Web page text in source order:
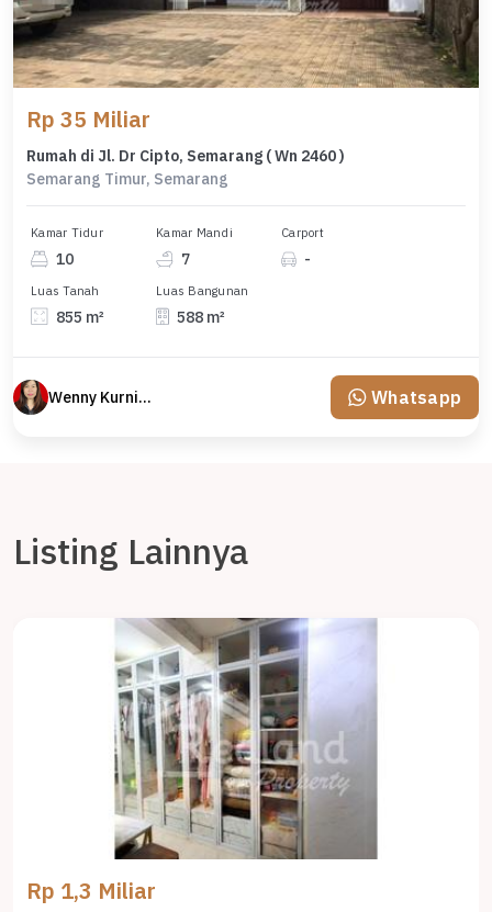
Rp 35 Miliar
Rumah di Jl. Dr Cipto, Semarang ( Wn 2460 )
Semarang Timur, Semarang
Kamar Tidur
10
Kamar Mandi
7
Carport
-
Luas Tanah
855 m²
Luas Bangunan
588 m²
Wenny Kurniawati Whatsapp
Listing Lainnya
Rp 1,3 Miliar